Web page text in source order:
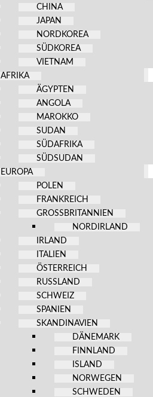
CHINA
JAPAN
NORDKOREA
SÜDKOREA
VIETNAM
AFRIKA
ÄGYPTEN
ANGOLA
MAROKKO
SUDAN
SÜDAFRIKA
SÜDSUDAN
EUROPA
POLEN
FRANKREICH
GROSSBRITANNIEN
NORDIRLAND
IRLAND
ITALIEN
ÖSTERREICH
RUSSLAND
SCHWEIZ
SPANIEN
SKANDINAVIEN
DÄNEMARK
FINNLAND
ISLAND
NORWEGEN
SCHWEDEN